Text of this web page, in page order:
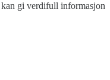
gi verdifull informasjon